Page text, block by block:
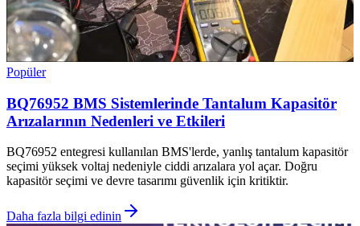
Popüler
BQ76952 BMS Sistemlerinde Tantalum Kapasitör
Arızalarının Nedenleri ve Etkileri
BQ76952 entegresi kullanılan BMS'lerde, yanlış tantalum kapasitör
seçimi yüksek voltaj nedeniyle ciddi arızalara yol açar. Doğru
kapasitör seçimi ve devre tasarımı güvenlik için kritiktir.
Daha fazla bilgi edinin